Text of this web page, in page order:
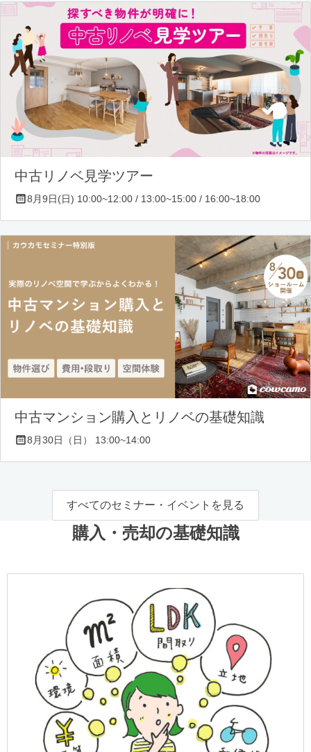
中古リノベ見学ツアー
8月9日(日) 10:00~12:00 / 13:00~15:00 / 16:00~18:00
中古マンション購入とリノベの基礎知識
8月30日（日） 13:00~14:00
すべてのセミナー・イベントを見る
購入・売却の基礎知識